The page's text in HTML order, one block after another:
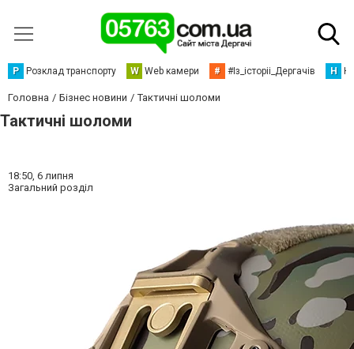
Р Розклад транспорту W Web камери # #Із_історіі_Дергачів Н
Головна Бізнес новини Тактичні шоломи
Тактичні шоломи
18:50, 6 липня
Загальний розділ